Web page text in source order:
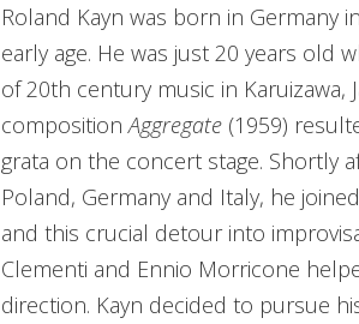
Roland Kayn was born in Germany
early age. He was just 20 years old
of 20th century music in Karuizawa,
compositionAggregate (1959)
grata on the concert stage. Shortly
Poland, Germany and Italy, he
and this crucial detour into
Clementi and Ennio Morricone
direction. Kayn decided to pursue